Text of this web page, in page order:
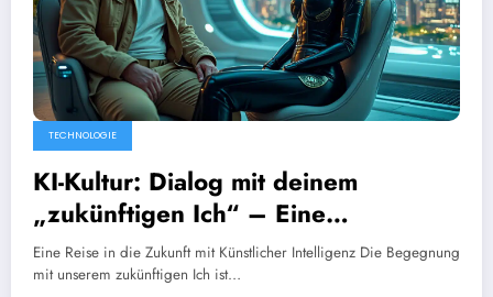
TECHNOLOGIE
KI-Kultur: Dialog mit deinem
„zukünftigen Ich“ – Eine
faszinierende Erkundung von
Anthony Morel
Eine Reise in die Zukunft mit Künstlicher Intelligenz Die Begegnung
mit unserem zukünftigen Ich ist…